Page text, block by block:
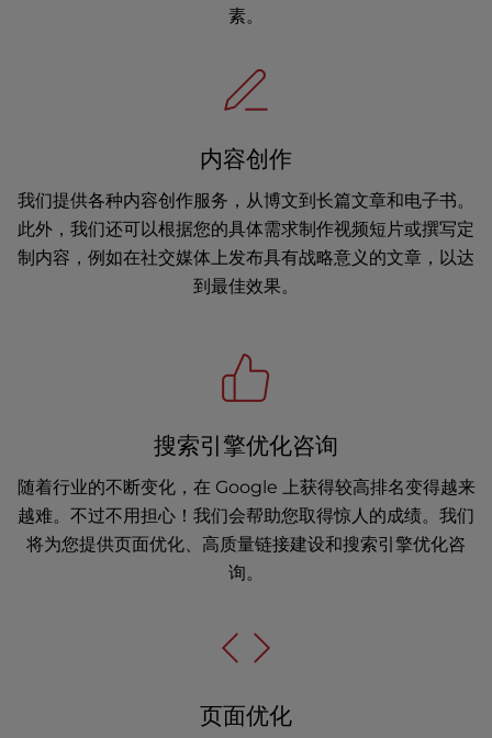
素。
内容创作
我们提供各种内容创作服务，从博文到长篇文章和电子书。
此外，我们还可以根据您的具体需求制作视频短片或撰写定
制内容，例如在社交媒体上发布具有战略意义的文章，以达
到最佳效果。
搜索引擎优化咨询
随着行业的不断变化，在 Google 上获得较高排名变得越来
越难。不过不用担心！我们会帮助您取得惊人的成绩。我们
将为您提供页面优化、高质量链接建设和搜索引擎优化咨
询。
页面优化